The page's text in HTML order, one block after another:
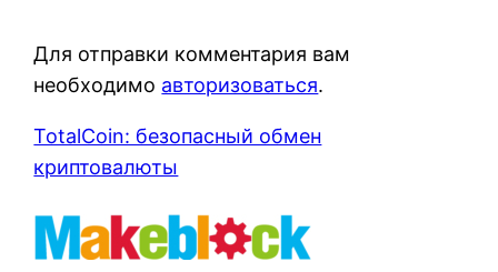
Для отправки комментария вам
необходимо авторизоваться.
TotalCoin: безопасный обмен
криптовалюты